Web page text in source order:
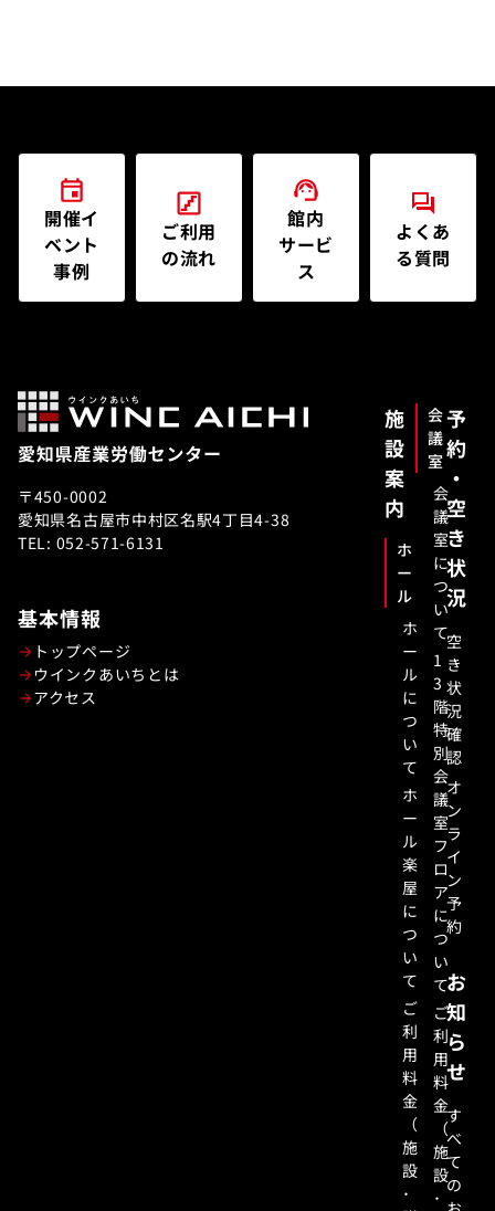
開催イ
ベント
事例
ご利用
の流れ
館内
サービ
ス
よくあ
る質問
〒450-0002
愛知県名古屋市中村区名駅4丁目4-38
TEL: 052-571-6131
基本情報
トップページ
ウインクあいちとは
アクセス
施
設
案
内
ホ
ー
ル
ホ
ー
ル
に
つ
い
て
ホ
ー
ル
楽
屋
に
つ
い
て
ご
利
用
料
金
（
施
設
･
会
議
室
会
議
室
に
つ
い
て
1
3
階
特
別
会
議
室
フ
ロ
ア
に
つ
い
て
ご
利
用
料
金
（
施
設
･
予
約
・
空
き
状
況
空
き
状
況
確
認
オ
ン
ラ
イ
ン
予
約
お
知
ら
せ
す
べ
て
の